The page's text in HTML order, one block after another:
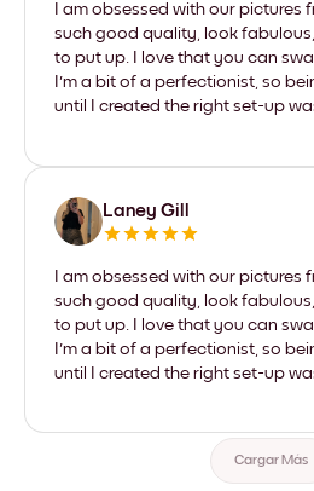
I am obsessed with our pictures
such good quality, look
to put up. I love that you can
I'm a bit of a perfectionist, so
until I created the right set-up
Laney Gill
I am obsessed with our pictures
such good quality, look
to put up. I love that you can
I'm a bit of a perfectionist, so
until I created the right set-up
Cargar Más